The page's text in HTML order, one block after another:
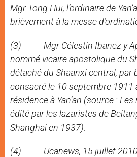
Mgr Tong Hui, l’ordinaire de
brièvement à la messe
(3) Mgr Célestin Ibanez y
nommé vicaire apostolique du
détaché du Shaanxi central, par
consacré le 10 septembre 1911
résidence à Yan’an (source : Les
édité par les lazaristes de
Shanghai en 1937).
(4) Ucanews, 15 juillet 2010.